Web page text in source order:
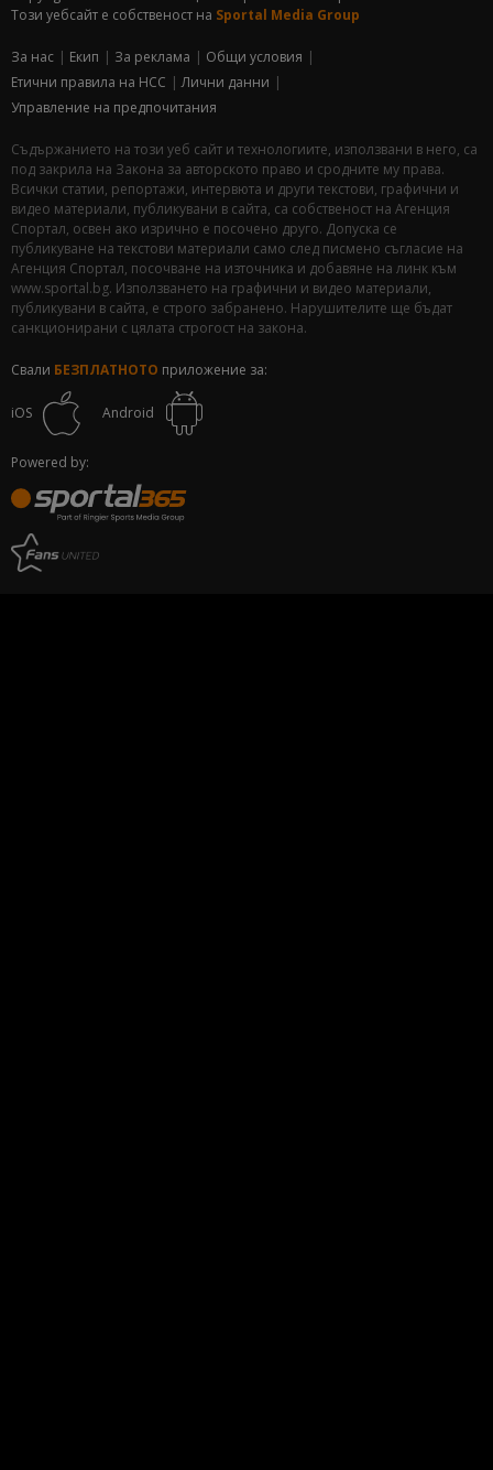
Този уебсайт е собственост на Sportal Media Group
За нас Екип За рекламa
Общи условия
Етични правила на НСС
Лични данни
Управление на предпочитания
Съдържанието на този уеб сайт и технологиите, използвани в него, са
под закрила на Закона за авторското право и сродните му права.
Всички статии, репортажи, интервюта и други текстови, графични и
видео материали, публикувани в сайта, са собственост на Агенция
Спортал, освен ако изрично е посочено друго. Допуска се
публикуване на текстови материали само след писмено съгласие на
Агенция Спортал, посочване на източника и добавяне на линк към
www.sportal.bg. Използването на графични и видео материали,
публикувани в сайта, е строго забранено. Нарушителите ще бъдат
санкционирани с цялата строгост на закона.
Свали БЕЗПЛАТНОТО приложение за:
iOS Android
Powered by: